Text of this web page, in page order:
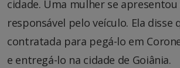
cidade. Uma mulher se
responsável pelo veículo. Ela disse
contratada para pegá-lo em
e entregá-lo na cidade de Goiânia.